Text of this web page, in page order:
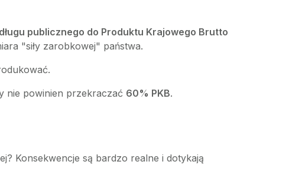
długu publicznego do Produktu Krajowego Brutto
"siły zarobkowej" państwa.
nie powinien przekraczać 60% PKB.
Konsekwencje są bardzo realne i dotykają